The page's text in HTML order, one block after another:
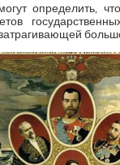
определить,